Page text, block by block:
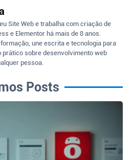
Site Web e trabalha com criação de
e Elementor há mais de 8 anos.
une escrita e tecnologia para
prático sobre desenvolvimento web
pessoa.
Posts